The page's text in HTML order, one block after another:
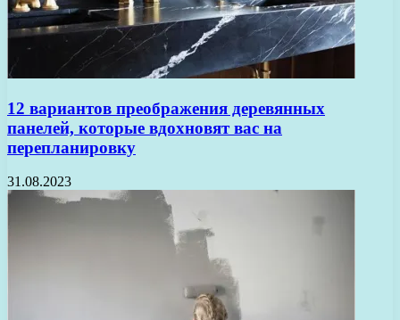
12 вариантов преображения деревянных
панелей, которые вдохновят вас на
перепланировку
31.08.2023